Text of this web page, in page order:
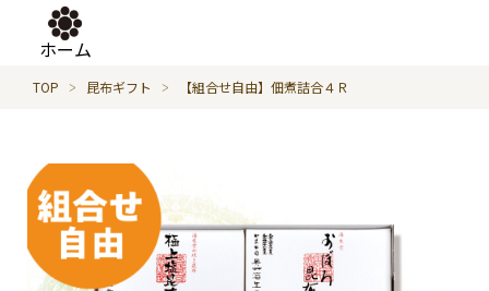
ホーム
TOP 昆布ギフト 【組合せ自由】佃煮詰合４Ｒ